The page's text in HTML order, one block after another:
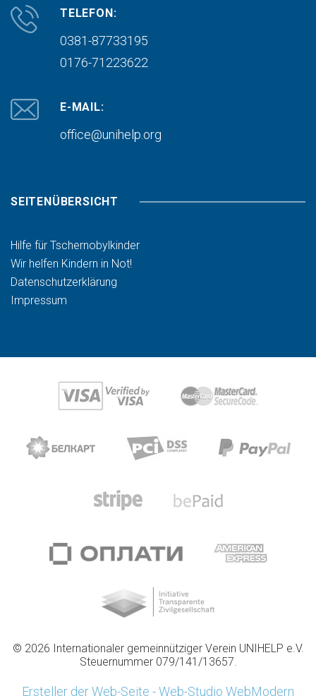
TELEFON:
0381-87733195
0176-71223622
E-MAIL:
office@unihelp.org
SEITENÜBERSICHT
Hilfe für Tschernobylkinder
Wir helfen Kindern in Not!
Datenschutzerklärung
Impressum
© 2026 Internationaler gemeinnütziger Verein UNIHELP e.V.
Steuernummer 079/141/13657.
Ersteller der Web-Seite - Web-Studio WebModern